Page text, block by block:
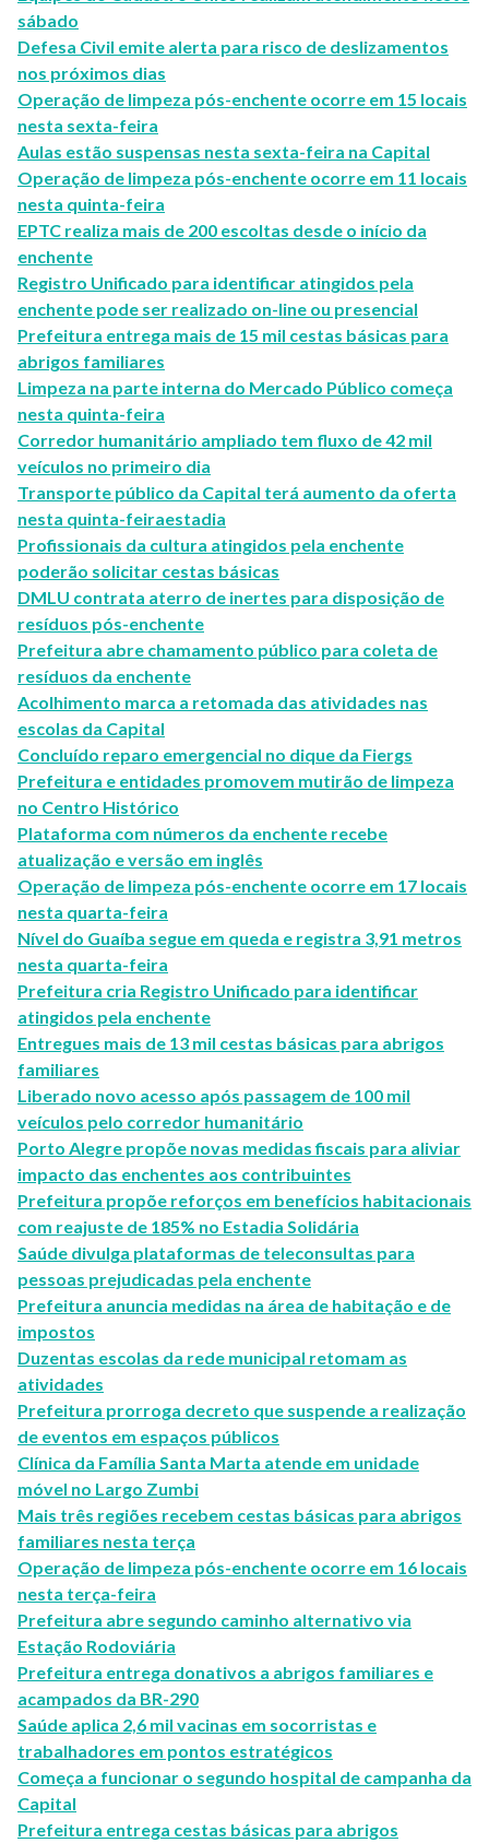
sábado
Defesa Civil emite alerta para risco de deslizamentos
nos próximos dias
Operação de limpeza pós-enchente ocorre em 15 locais
nesta sexta-feira
Aulas estão suspensas nesta sexta-feira na Capital
Operação de limpeza pós-enchente ocorre em 11 locais
nesta quinta-feira
EPTC realiza mais de 200 escoltas desde o início da
enchente
Registro Unificado para identificar atingidos pela
enchente pode ser realizado on-line ou presencial
Prefeitura entrega mais de 15 mil cestas básicas para
abrigos familiares
Limpeza na parte interna do Mercado Público começa
nesta quinta-feira
Corredor humanitário ampliado tem fluxo de 42 mil
veículos no primeiro dia
Transporte público da Capital terá aumento da oferta
nesta quinta-feiraestadia
Profissionais da cultura atingidos pela enchente
poderão solicitar cestas básicas
DMLU contrata aterro de inertes para disposição de
resíduos pós-enchente
Prefeitura abre chamamento público para coleta de
resíduos da enchente
Acolhimento marca a retomada das atividades nas
escolas da Capital
Concluído reparo emergencial no dique da Fiergs
Prefeitura e entidades promovem mutirão de limpeza
no Centro Histórico
Plataforma com números da enchente recebe
atualização e versão em inglês
Operação de limpeza pós-enchente ocorre em 17 locais
nesta quarta-feira
Nível do Guaíba segue em queda e registra 3,91 metros
nesta quarta-feira
Prefeitura cria Registro Unificado para identificar
atingidos pela enchente
Entregues mais de 13 mil cestas básicas para abrigos
familiares
Liberado novo acesso após passagem de 100 mil
veículos pelo corredor humanitário
Porto Alegre propõe novas medidas fiscais para aliviar
impacto das enchentes aos contribuintes
Prefeitura propõe reforços em benefícios habitacionais
com reajuste de 185% no Estadia Solidária
Saúde divulga plataformas de teleconsultas para
pessoas prejudicadas pela enchente
Prefeitura anuncia medidas na área de habitação e de
impostos
Duzentas escolas da rede municipal retomam as
atividades
Prefeitura prorroga decreto que suspende a realização
de eventos em espaços públicos
Clínica da Família Santa Marta atende em unidade
móvel no Largo Zumbi
Mais três regiões recebem cestas básicas para abrigos
familiares nesta terça
Operação de limpeza pós-enchente ocorre em 16 locais
nesta terça-feira
Prefeitura abre segundo caminho alternativo via
Estação Rodoviária
Prefeitura entrega donativos a abrigos familiares e
acampados da BR-290
Saúde aplica 2,6 mil vacinas em socorristas e
trabalhadores em pontos estratégicos
Começa a funcionar o segundo hospital de campanha da
Capital
Prefeitura entrega cestas básicas para abrigos